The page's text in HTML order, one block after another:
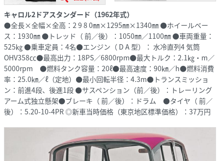
キャロル2ドアスタンダード（1962年式）
●全長×全幅×全高：2 9 8 0㎜×1295㎜×1340㎜ ●ホイールベー
ス：1930㎜ ●トレッド（ 前／後）：1050㎜／1100㎜ ●車両重量：
525㎏ ●乗車定員：4名●エンジン（ D A 型）： 水冷直列4 気筒
OHV358㏄●最高出力：18PS／6800rpm●最大トルク：2.1㎏・m／
5000rpm ●燃料タンク容量：20ℓ●最高速度：90㎞／h●燃料消費
率：25.0㎞／ℓ（定地）●最小回転半径：4.3m●トランスミッショ
ン：前進4段、後進1段 ●サスペンション（前／後）：トレーリング
アーム式独立懸架●ブレーキ（ 前／後）：ドラム ●タイヤ（ 前／
後）：5.20-10-4PR ◎新車当時価格（東京地区標準価格）：37万円